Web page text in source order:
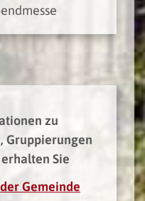
zu
Gruppierungen
Sie
Gemeinde